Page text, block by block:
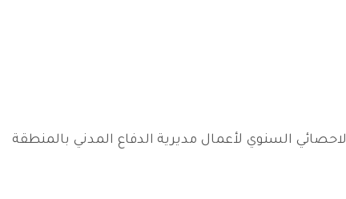
السنوي لأعمال مديرية الدفاع المدني بالمنطقة